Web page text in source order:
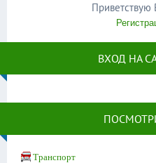
Приветствую
ВХОД НА
Транспорт